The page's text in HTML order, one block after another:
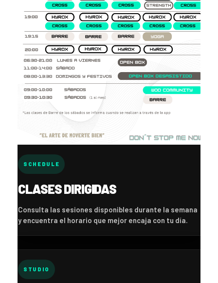
SCHEDULE
CLASES DIRIGIDAS
Consulta las sesiones disponibles durante la semana
y encuentra el horario que mejor encaja con tu día.
STUDIO